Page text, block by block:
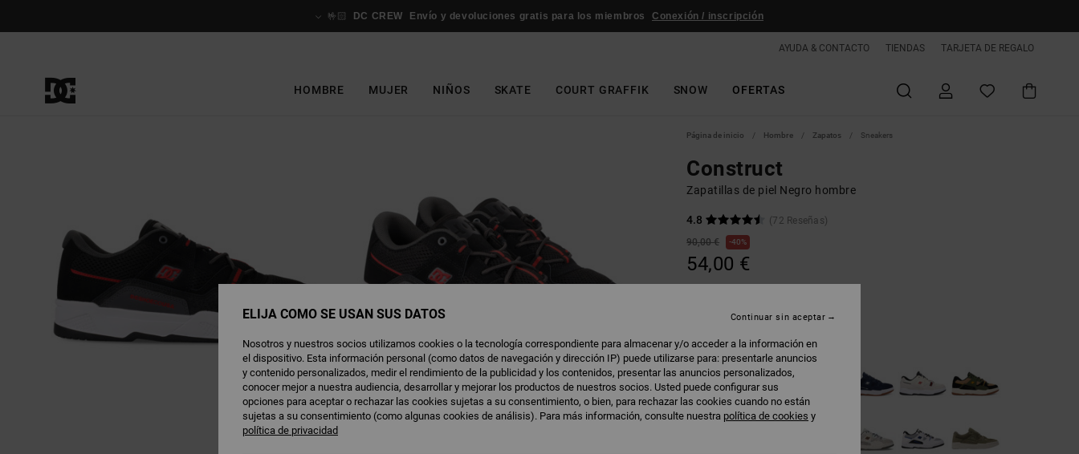
🤟🏻 DC CREW Envío y devoluciones gratis para los miembros Conexión / inscripción
AYUDA & CONTACTO TIENDAS TARJETA DE REGALO
HOMBRE MUJER NIÑOS SKATE COURT GRAFFIK SNOW OFERTAS
Página de inicio Hombre Zapatos Sneakers
Construct
Zapatillas de piel Negro hombre
4.8
(72 Reseñas)
90,00 €
40%
54,00 €
Black/red
ELIJA CÓMO SE USAN SUS DATOS
Nosotros y nuestros socios utilizamos cookies o la tecnología correspondiente para almacenar y/o acceder a la información en
el dispositivo. Esta información personal (como datos de navegación y dirección IP) puede utilizarse para: presentarle anuncios
y contenido personalizados, medir el rendimiento de la publicidad y los contenidos, presentar las anuncios personalizados,
conocer mejor a nuestra audiencia, desarrollar y mejorar los productos de nuestros socios. Usted puede configurar sus
opciones para aceptar o rechazar las cookies sujetas a su consentimiento, o bien, para rechazar las cookies cuando no están
sujetas a su consentimiento (como algunas cookies de análisis). Para más información, consulte nuestra política de cookies y
política de privacidad
Continuar sin aceptar